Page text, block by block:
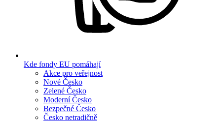
Kde fondy EU pomáhají
Akce pro veřejnost
Nové Česko
Zelené Česko
Moderní Česko
Bezpečné Česko
Česko netradičně